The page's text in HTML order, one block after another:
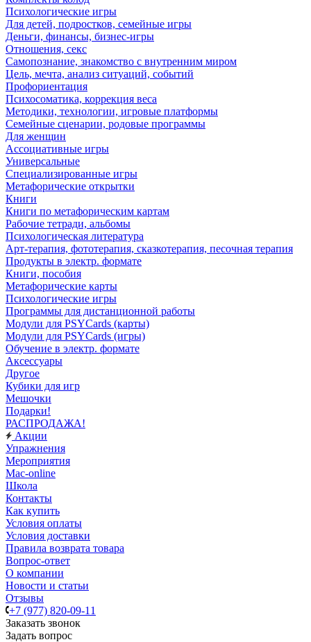
Психологические игры
Для детей, подростков, семейные игры
Деньги, финансы, бизнес-игры
Отношения, секс
Самопознание, знакомство с внутренним миром
Цель, мечта, анализ ситуаций, событий
Профориентация
Психосоматика, коррекция веса
Методики, технологии, игровые платформы
Семейные сценарии, родовые программы
Для женщин
Ассоциативные игры
Универсальные
Специализированные игры
Метафорические открытки
Книги
Книги по метафорическим картам
Рабочие тетради, альбомы
Психологическая литература
Арт-терапия, фототерапия, сказкотерапия, песочная терапия
Продукты в электр. формате
Книги, пособия
Метафорические карты
Психологические игры
Программы для дистанционной работы
Модули для PSYCards (карты)
Модули для PSYCards (игры)
Обучение в электр. формате
Аксессуары
Другое
Кубики для игр
Мешочки
Подарки!
РАСПРОДАЖА!
Акции
Упражнения
Мероприятия
Mac-online
Школа
Контакты
Как купить
Условия оплаты
Условия доставки
Правила возврата товара
Вопрос-ответ
О компании
Новости и статьи
Отзывы
+7 (977) 820-09-11
Заказать звонок
Задать вопрос